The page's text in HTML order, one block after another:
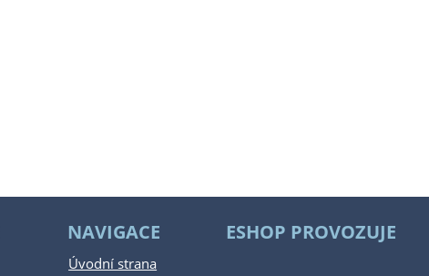
NAVIGACE
Úvodní strana
ESHOP PROVOZUJE